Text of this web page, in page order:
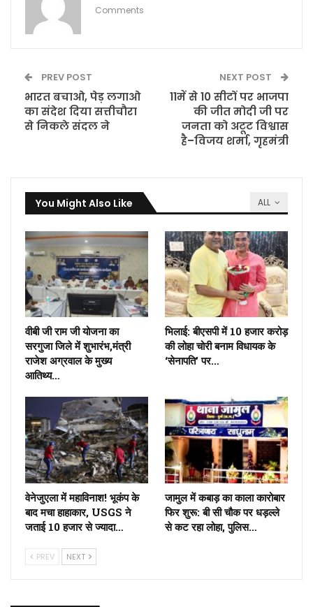
Comments
PREV POST
भारत बचाओ, पेड़ लगाओ
का संदेश दिया सत्तीचौरा
से निकले संदल ने
NEXT POST
11में से 10 सीटों पर भाजपा
की जीत मोदी जी पर
जनता को अटूट विश्वास
है–विजय शर्मा, गृहमंत्री
ALL
You Might Also Like
वीबी जी राम जी योजना का
सरगुजा जिले में शुभारंभ,मंत्री
राजेश अग्रवाल के मुख्य
आतिथ्य…
भिलाई: बीएसपी में 10 हजार करोड़
की लोहा चोरी बनाम विधायक के
‘सेनापति’ पर…
वेनेजुएला में महाविनाश! भूकंप के
बाद मचा हाहाकार, USGS ने
जताई 10 हजार से ज्यादा…
जामुल में कबाड़ का काला कारोबार
फिर शुरू: बी सी चौक पर धड़ल्ले
से कट रहा लोहा, पुलिस…
PREV NEXT